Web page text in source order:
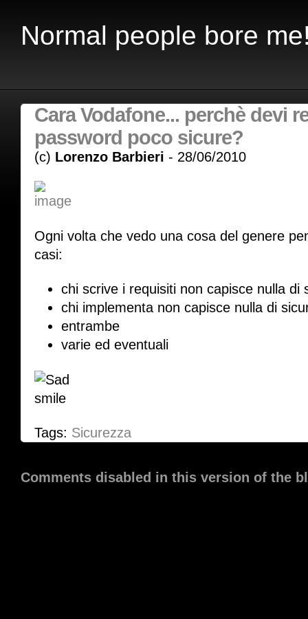
Normal people bore
Cara Vodafone... perchè devi
password poco sicure?
(c) Lorenzo Barbieri - 28/06/2010
Ogni volta che vedo una cosa del genere
casi:
chi scrive i requisiti non capisce nulla di
chi implementa non capisce nulla di
entrambe
varie ed eventuali
Tags: Sicurezza
Comments disabled in this version of the